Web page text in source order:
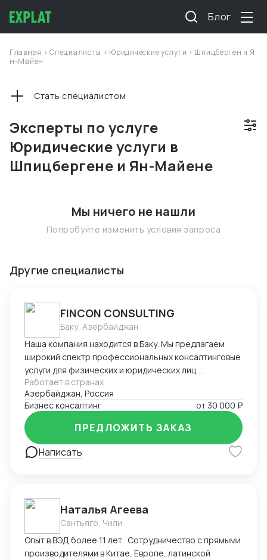
Блог
Главная >Специалисты > Юридические услуги > Шпицберген и Я
н-Майен
Эксперты по услуге
Юридические услуги в
Шпицбергене и Ян-Майене
Стать специалистом
Мы ничего не нашли
Попробуйте изменить условия запроса
Другие специалисты
FINCON CONSULTING
Баку, Азербайджан
Наша компания находится в Баку. Мы предлагаем
широкий спектр профессиональных консалтинговые
услуги для физических и юридических лиц,
предпринимателей и бизнесменов на территории
Азербайджана. Портфель наших заказчиков и
клиентов в основном из стран СНГ. В список
стандартных услуг входит: - регистрация компании
на территории Азербайджана, включая открытие
счетов в банках - Полное сопровождение компании -
Помощь в подготовке и подаче документов при
Бухгалтерское сопровождение (1С) - Ведение ВЭД
(договора, инвойсы, акты). - Помощь в проведении и
составлении документов при посреднических
сделках. - Получение справок, лицензий и
сертификатов - Бизнес консалтинг
Работает в странах
Азербайджан, Россия
Бизнес консалтинг
от 30 000 ₽
Написать
ПРЕДЛОЖИТЬ ЗАКАЗ
Наталья Агеева
Сантьяго, Чили
Опыт в ВЭД более 11 лет. Сотрудничество с прямыми
производителями в Китае, Европе, латинской